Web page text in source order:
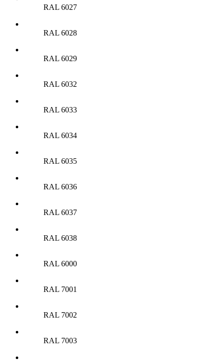
RAL 6027
RAL 6028
RAL 6029
RAL 6032
RAL 6033
RAL 6034
RAL 6035
RAL 6036
RAL 6037
RAL 6038
RAL 6000
RAL 7001
RAL 7002
RAL 7003